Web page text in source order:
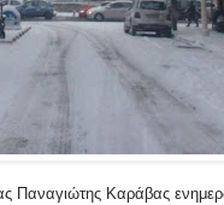
Παναγιώτης Καράβας